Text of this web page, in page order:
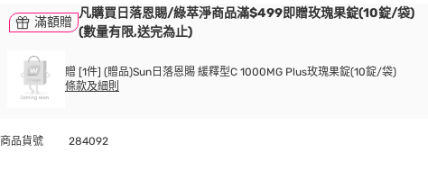
滿額贈
凡購買日落恩賜/綠萃淨商品滿$499即贈玫瑰果錠(10錠/袋)
(數量有限,送完為止)
贈 [1件] (贈品)Sun日落恩賜 緩釋型C 1000MG Plus玫瑰果錠(10錠/袋)
條款及細則
商品貨號 284092